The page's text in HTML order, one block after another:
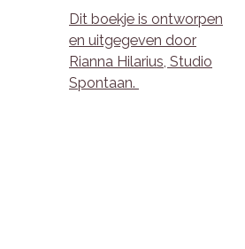
Dit boekje is ontworpen
en uitgegeven door
Rianna Hilarius, Studio
Spontaan.